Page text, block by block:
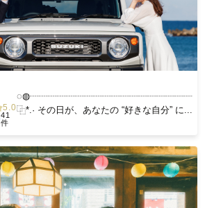
5.0
41
件
◌◍┈┈┈┈┈┈┈┈┈┈┈┈┈┈┈┈┈┈
⿻*.· その日が、あなたの “好きな自分” に...